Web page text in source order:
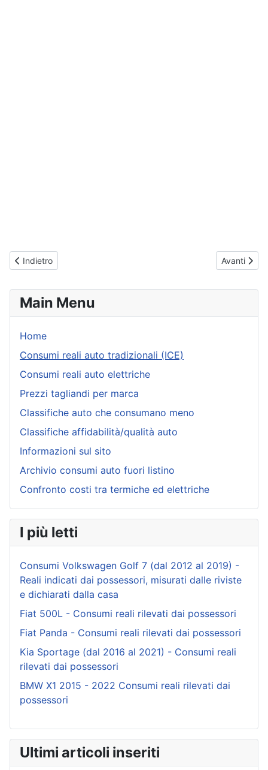
Main Menu
Home
Consumi reali auto tradizionali (ICE)
Consumi reali auto elettriche
Prezzi tagliandi per marca
Classifiche auto che consumano meno
Classifiche affidabilità/qualità auto
Informazioni sul sito
Archivio consumi auto fuori listino
Confronto costi tra termiche ed elettriche
I più letti
Consumi Volkswagen Golf 7 (dal 2012 al 2019) -
Reali indicati dai possessori, misurati dalle riviste
e dichiarati dalla casa
Fiat 500L - Consumi reali rilevati dai possessori
Fiat Panda - Consumi reali rilevati dai possessori
Kia Sportage (dal 2016 al 2021) - Consumi reali
rilevati dai possessori
BMW X1 2015 - 2022 Consumi reali rilevati dai
possessori
Ultimi articoli inseriti
Articolo precedente: Skoda Octavia (dal 2019) - Consumi reali
Indietro Articolo
Avanti